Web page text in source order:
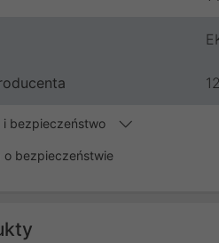
i bezpieczeństwo
o bezpieczeństwie